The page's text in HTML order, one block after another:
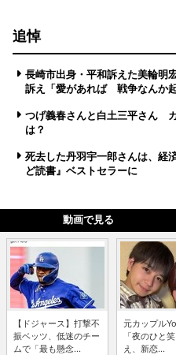
追悼
長崎市出身・平和訴えた美輪
訴え「愛があれば 戦争なんか起
つげ義春さんと白土三平さん
は？
死去した丹羽宇一郎さんは、
ど読書』ベストセラーに
動画で見る
【ドジャース】打撃不
振ベッツ、低迷のチー
ムで「最も懸念...
元カップル
「夜のひと
え、新恋...